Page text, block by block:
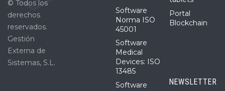
© Todos los
derechos
reservados.
Gestión
Externa de
Sistemas, S.L.
Software
Norma ISO
45001
Software
Medical
Devices: ISO
13485
Software
Portal
Blockchain
NEWSLETTER